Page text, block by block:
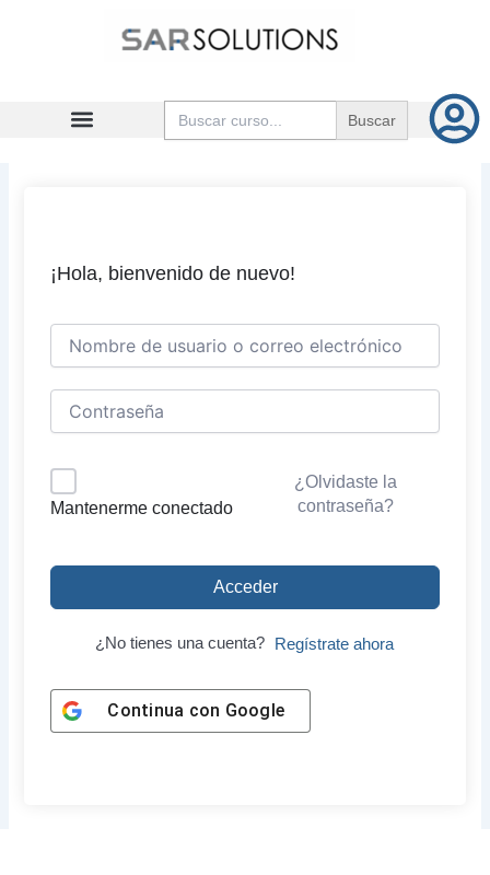
Buscar:
¡Hola, bienvenido de nuevo!
Mantenerme conectado
¿Olvidaste la
contraseña?
Acceder
¿No tienes una cuenta? Regístrate ahora
Continua con Google